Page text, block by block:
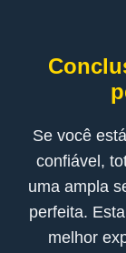
Se você
confiável,
uma ampla
perfeita.
melhor